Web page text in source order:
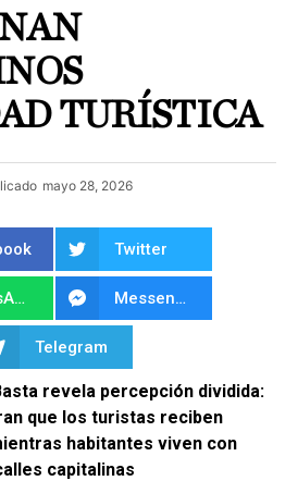
TURÍSTICA
mayo 28, 2026
Twitter
WhatsApp Messenger
Telegram
revela percepción dividida:
que los turistas reciben
habitantes viven con
capitalinas